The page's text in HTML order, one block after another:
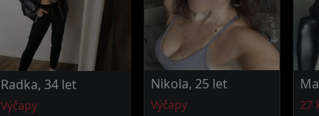
Radka, 34 let
Výčapy
Nikola, 25 let
Výčapy
27